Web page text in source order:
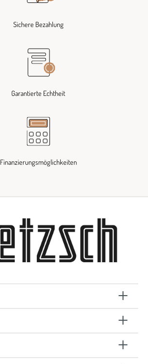
Sichere Bezahlung
Garantierte Echtheit
Finanzierungsmöglichkeiten